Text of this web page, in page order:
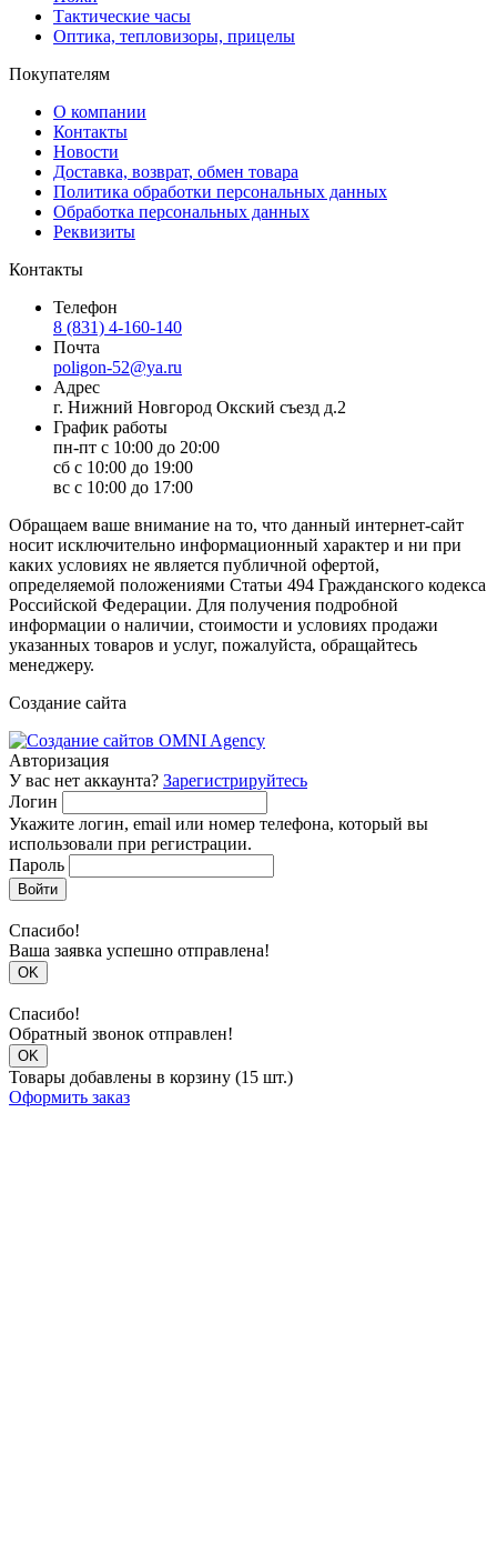
Тактические часы
Оптика, тепловизоры, прицелы
Покупателям
О компании
Контакты
Новости
Доставка, возврат, обмен товара
Политика обработки персональных данных
Обработка персональных данных
Реквизиты
Контакты
Телефон
8 (831) 4-160-140
Почта
poligon-52@ya.ru
Адрес
г. Нижний Новгород Окский съезд д.2
График работы
пн-пт с 10:00 до 20:00
сб с 10:00 до 19:00
вс с 10:00 до 17:00
Обращаем ваше внимание на то, что данный интернет-сайт
носит исключительно информационный характер и ни при
каких условиях не является публичной офертой,
определяемой положениями Статьи 494 Гражданского кодекса
Российской Федерации. Для получения подробной
информации о наличии, стоимости и условиях продажи
указанных товаров и услуг, пожалуйста, обращайтесь
менеджеру.
Создание сайта
Авторизация
У вас нет аккаунта? Зарегистрируйтесь
Логин
Укажите логин, email или номер телефона, который вы
использовали при регистрации.
Пароль
Войти
Спасибо!
Ваша заявка успешно отправлена!
OK
Спасибо!
Обратный звонок отправлен!
OK
Товары добавлены в корзину (15 шт.)
Оформить заказ